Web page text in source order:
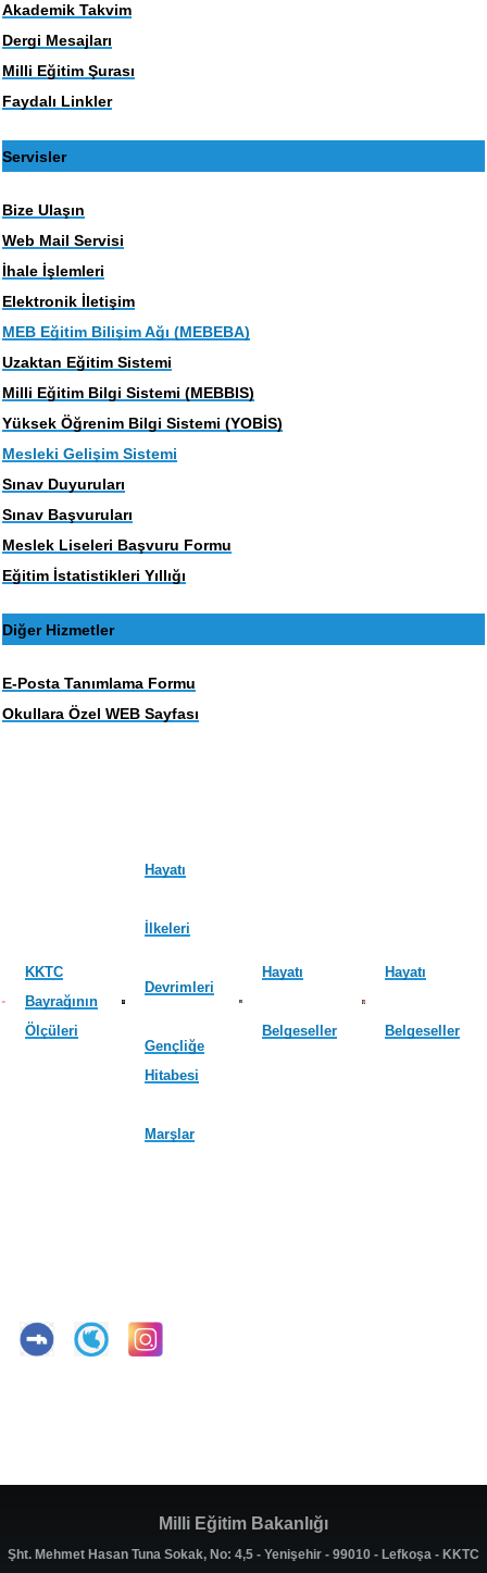
Akademik Takvim
Dergi Mesajları
Milli Eğitim Şurası
Faydalı Linkler
Servisler
Bize Ulaşın
Web Mail Servisi
İhale İşlemleri
Elektronik İletişim
MEB Eğitim Bilişim Ağı (MEBEBA)
Uzaktan Eğitim Sistemi
Milli Eğitim Bilgi Sistemi (MEBBIS)
Yüksek Öğrenim Bilgi Sistemi (YOBİS)
Mesleki Gelişim Sistemi
Sınav Duyuruları
Sınav Başvuruları
Meslek Liseleri Başvuru Formu
Eğitim İstatistikleri Yıllığı
Diğer Hizmetler
E-Posta Tanımlama Formu
Okullara Özel WEB Sayfası
KKTC
Bayrağının
Ölçüleri
Hayatı
İlkeleri
Devrimleri
Gençliğe
Hitabesi
Marşlar
Hayatı
Belgeseller
Hayatı
Belgeseller
Milli Eğitim Bakanlığı
Şht. Mehmet Hasan Tuna Sokak, No: 4,5 - Yenişehir - 99010 - Lefkoşa - KKTC